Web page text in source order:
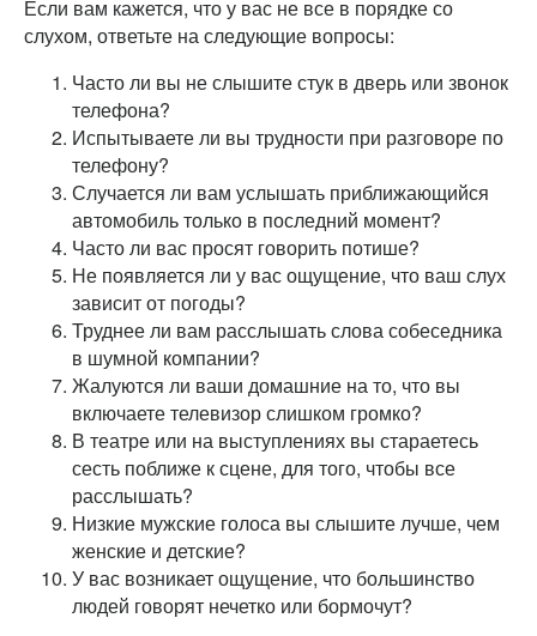
Если вам кажется, что у вас не все в порядке со
слухом, ответьте на следующие вопросы:
Часто ли вы не слышите стук в дверь или звонок
телефона?
Испытываете ли вы трудности при разговоре по
телефону?
Случается ли вам услышать приближающийся
автомобиль только в последний момент?
Часто ли вас просят говорить потише?
Не появляется ли у вас ощущение, что ваш слух
зависит от погоды?
Труднее ли вам расслышать слова собеседника
в шумной компании?
Жалуются ли ваши домашние на то, что вы
включаете телевизор слишком громко?
В театре или на выступлениях вы стараетесь
сесть поближе к сцене, для того, чтобы все
расслышать?
Низкие мужские голоса вы слышите лучше, чем
женские и детские?
У вас возникает ощущение, что большинство
людей говорят нечетко или бормочут?